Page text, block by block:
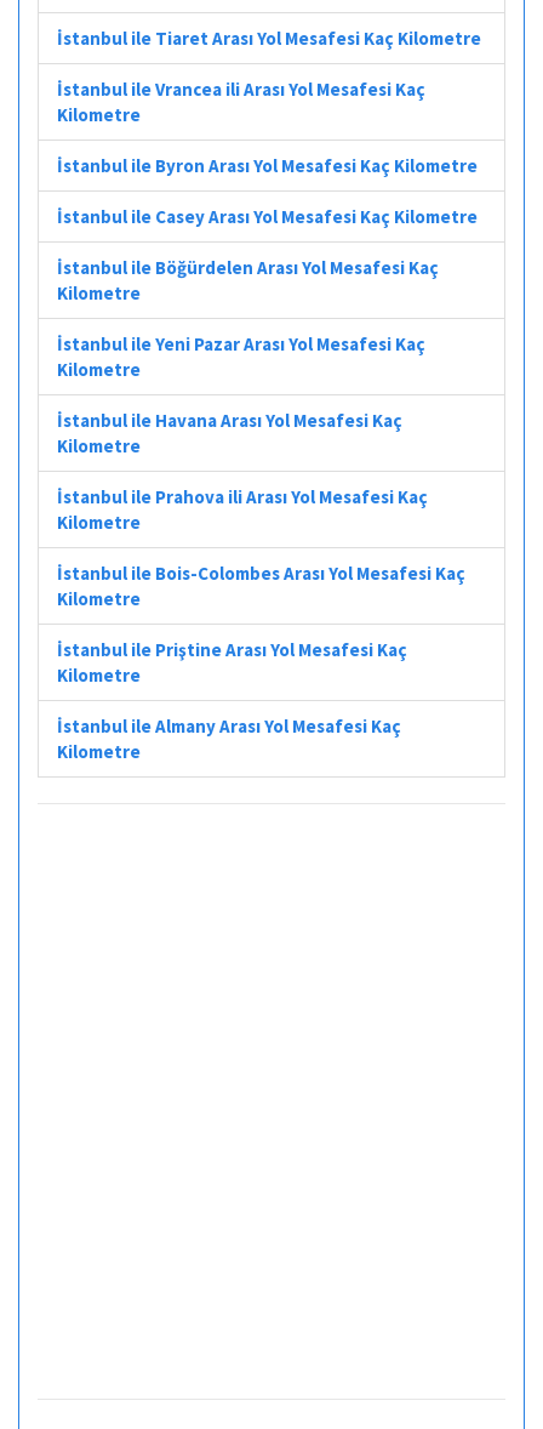
İstanbul ile Tiaret Arası Yol Mesafesi Kaç Kilometre
İstanbul ile Vrancea ili Arası Yol Mesafesi Kaç
Kilometre
İstanbul ile Byron Arası Yol Mesafesi Kaç Kilometre
İstanbul ile Casey Arası Yol Mesafesi Kaç Kilometre
İstanbul ile Böğürdelen Arası Yol Mesafesi Kaç
Kilometre
İstanbul ile Yeni Pazar Arası Yol Mesafesi Kaç
Kilometre
İstanbul ile Havana Arası Yol Mesafesi Kaç
Kilometre
İstanbul ile Prahova ili Arası Yol Mesafesi Kaç
Kilometre
İstanbul ile Bois-Colombes Arası Yol Mesafesi Kaç
Kilometre
İstanbul ile Priştine Arası Yol Mesafesi Kaç
Kilometre
İstanbul ile Almany Arası Yol Mesafesi Kaç
Kilometre